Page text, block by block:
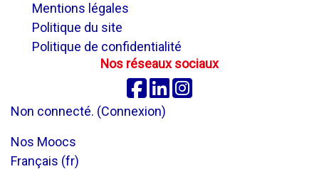
Mentions légales
Politique du site
Politique de confidentialité
Nos réseaux sociaux
Facebook
Linkedin
Non connecté. (Connexion)
Nos Moocs
Français ‎(fr)‎